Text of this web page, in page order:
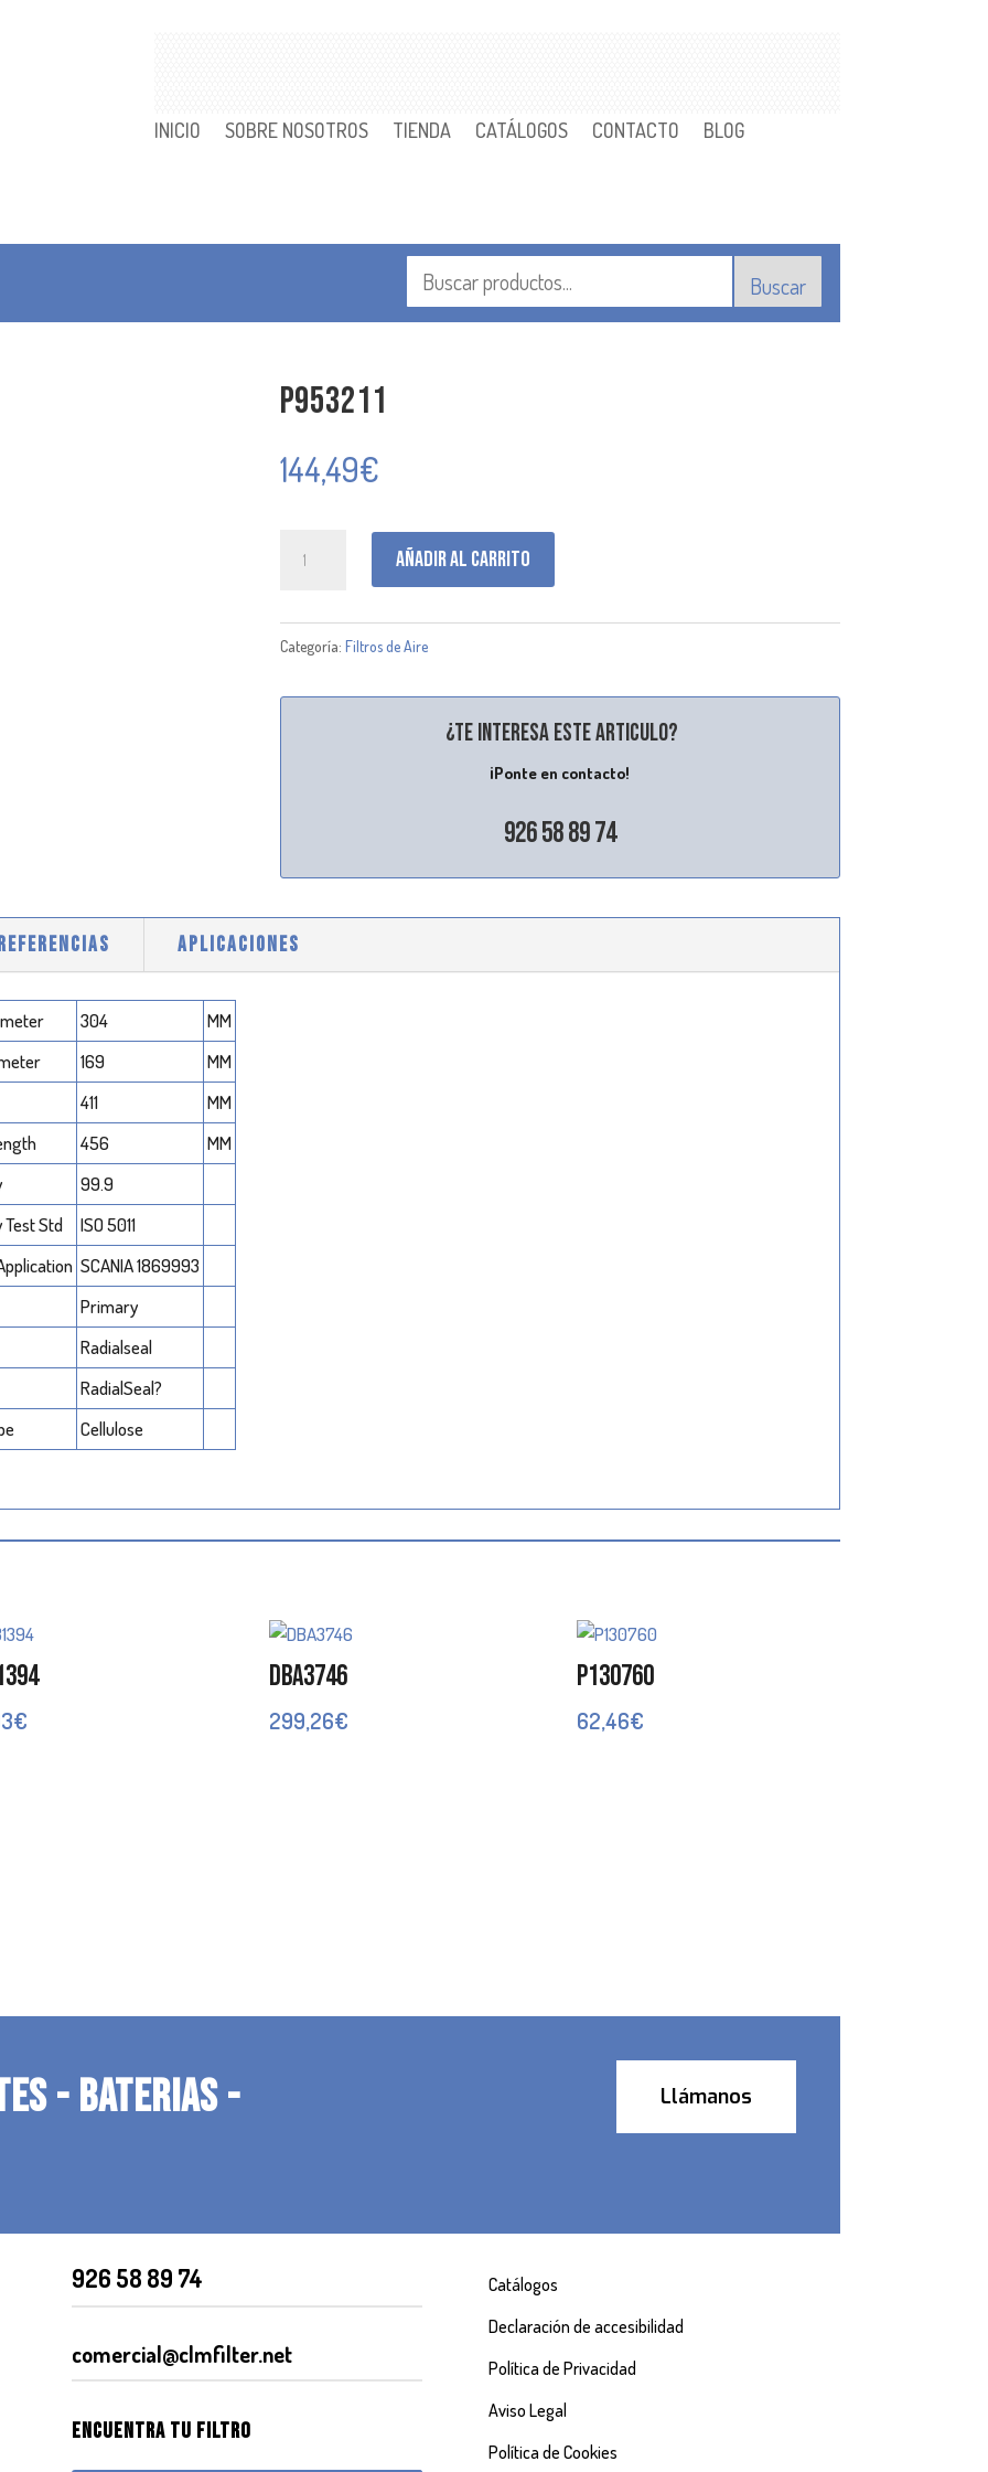
INICIO SOBRE NOSOTROS TIENDA CATÁLOGOS CONTACTO BLOG
Buscar
P953211
144,49€
Añadir al carrito
Categoría: Filtros de Aire
¿Te interesa este articulo?
¡Ponte en contacto!
926 58 89 74
APLICACIONES
304
MM
169
MM
411
MM
456
MM
99.9
Test Std
ISO 5011
SCANIA 1869993
Primary
Radialseal
RadialSeal?
Cellulose
€
DBA3746
299,26€
P130760
62,46€
- BATERIAS -
Llámanos
926 58 89 74
comercial@clmfilter.net
Encuentra tu filtro
Catálogos
Declaración de accesibilidad
Política de Privacidad
Aviso Legal
Política de Cookies